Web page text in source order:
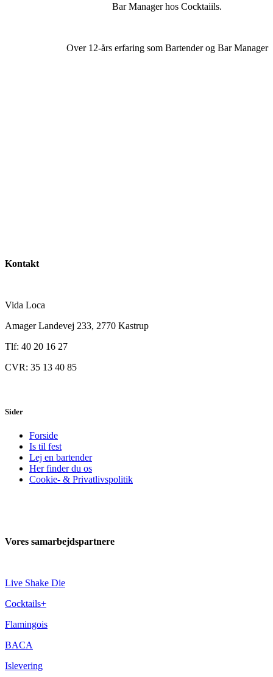
Bar Manager hos Cocktaiils.
Over 12-års erfaring som Bartender og Bar Manager
Kontakt
Vida Loca
Amager Landevej 233, 2770 Kastrup
Tlf: 40 20 16 27
CVR: 35 13 40 85
Sider
Forside
Is til fest
Lej en bartender
Her finder du os
Cookie- & Privatlivspolitik
Vores samarbejdspartnere
Live Shake Die
Cocktails+
Flamingois
BACA
Islevering